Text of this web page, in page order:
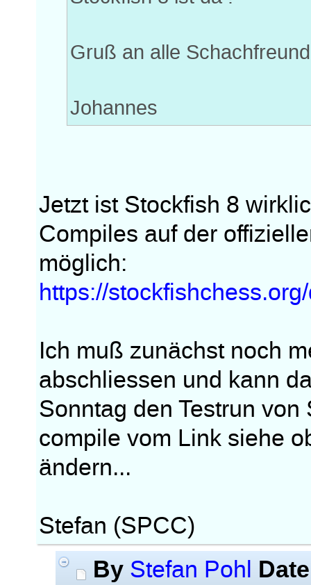
Gruß an alle
Johannes
Jetzt ist Stockfish 8
Compiles auf der
möglich:
https://
Ich muß zunächst noch
abschliessen und kann
Sonntag den Testrun
compile vom Link siehe
ändern...
Stefan (SPCC)
By Stefan Pohl Date